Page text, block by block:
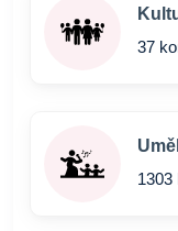
37
1303